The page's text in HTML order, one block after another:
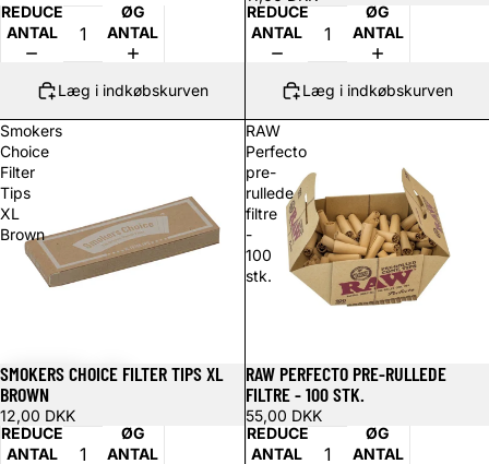
REDUCER
ANTAL
ØG
ANTAL
Læg i indkøbskurven
REDUCER
ANTAL
ØG
ANTAL
Læg i indkøbskurven
Smokers
Choice
Filter
Tips
XL
Brown
SMOKERS CHOICE FILTER TIPS XL
BROWN
12,00 DKK
REDUCER
ANTAL
ØG
ANTAL
RAW
Perfecto
pre-
rullede
filtre
-
100
stk.
Udsolgt
RAW PERFECTO PRE-RULLEDE
FILTRE - 100 STK.
55,00 DKK
REDUCER
ANTAL
ØG
ANTAL